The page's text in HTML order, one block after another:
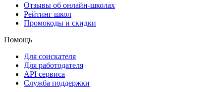
Отзывы об онлайн-школах
Рейтинг школ
Промокоды и скидки
Помощь
Для соискателя
Для работодателя
API сервиса
Служба поддержки